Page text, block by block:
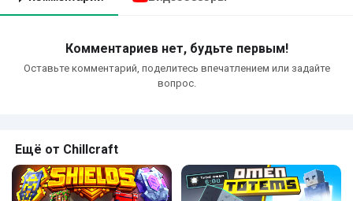
Комментариев нет, будьте первым!
Оставьте комментарий, поделитесь впечатлением или задайте
вопрос.
Ещё от Chillcraft